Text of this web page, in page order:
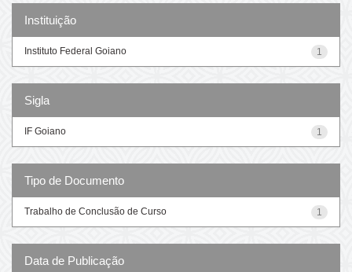
Instituição
1
Instituto Federal Goiano
Sigla
1
IF Goiano
Tipo de Documento
1
Trabalho de Conclusão de Curso
Data de Publicação